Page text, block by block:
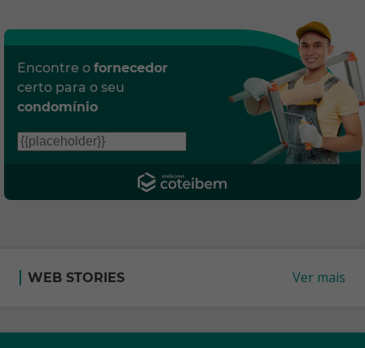
Encontre o fornecedor
certo para o seu
condomínio
WEB STORIES Ver mais